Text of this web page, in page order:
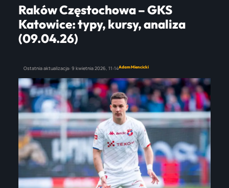
Raków Częstochowa – GKS
Katowice: typy, kursy, analiza
(09.04.26)
Ostatnia aktualizacja: 9 kwietnia 2026, 11:14Adam Miencicki